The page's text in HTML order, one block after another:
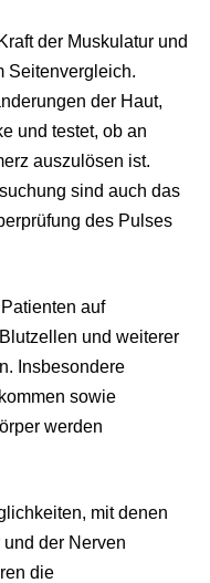
der Muskulatur und
Seitenvergleich.
der Haut,
und testet, ob an
auszulösen ist.
sind auch das
des Pulses
auf
und weiterer
Insbesondere
sowie
werden
mit denen
der Nerven
die